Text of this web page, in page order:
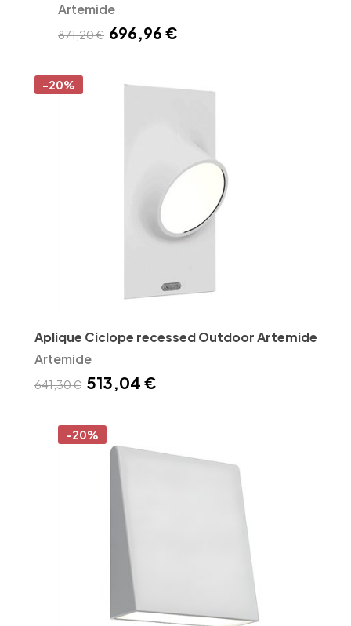
Artemide
871,20 € 696,96 €
-20%
Aplique Ciclope recessed Outdoor Artemide
Artemide
641,30 € 513,04 €
-20%